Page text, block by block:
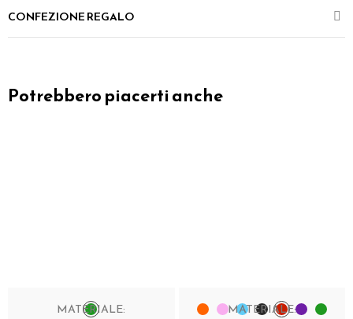
CONFEZIONE REGALO
Potrebbero piacerti anche
MATERIALE: MATERIALE: